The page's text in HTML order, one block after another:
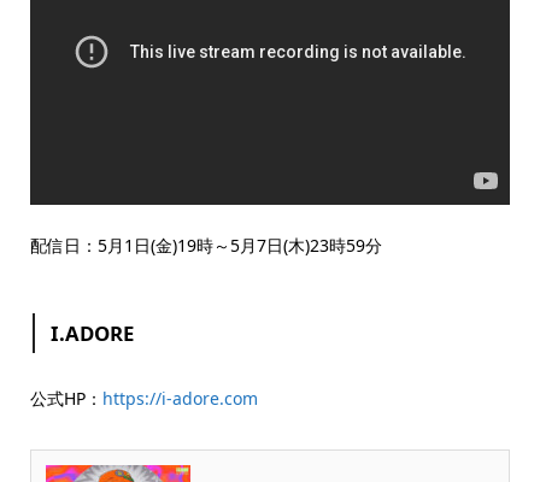
配信日：5月1日(金)19時～5月7日(木)23時59分
I.ADORE
公式HP： https://i-adore.com